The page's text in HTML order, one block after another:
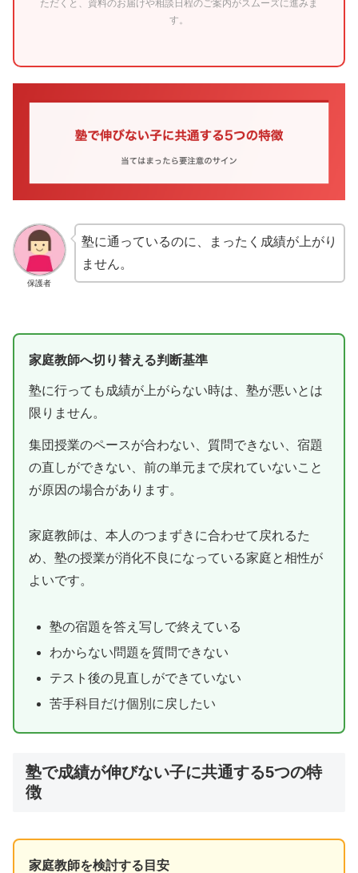
ただくと、資料のお届けや相談日程のご案内がスムーズに進みま
す。
保護者
塾に通っているのに、まったく成績が上がり
ません。
家庭教師へ切り替える判断基準
塾に行っても成績が上がらない時は、塾が悪いとは
限りません。
集団授業のペースが合わない、質問できない、宿題
の直しができない、前の単元まで戻れていないこと
が原因の場合があります。
家庭教師は、本人のつまずきに合わせて戻れるた
め、塾の授業が消化不良になっている家庭と相性が
よいです。
塾の宿題を答え写しで終えている
わからない問題を質問できない
テスト後の見直しができていない
苦手科目だけ個別に戻したい
塾で成績が伸びない子に共通する5つの特
徴
家庭教師を検討する目安